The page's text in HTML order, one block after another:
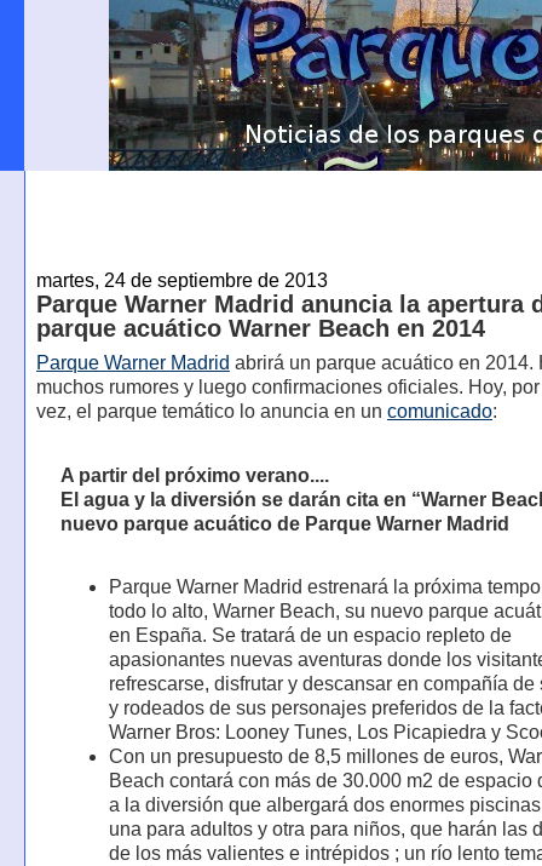
martes, 24 de septiembre de 2013
Parque Warner Madrid anuncia la apertura
parque acuático Warner Beach en 2014
Parque Warner Madrid abrirá un parque acuático en 2014.
muchos rumores y luego confirmaciones oficiales. Hoy,
vez, el parque temático lo anuncia en un comunicado:
A partir del próximo verano....
El agua y la diversión se darán cita en “Warner
nuevo parque acuático de Parque Warner Madrid
Parque Warner Madrid estrenará la próxima
todo lo alto, Warner Beach, su nuevo parque
en España. Se tratará de un espacio repleto de
apasionantes nuevas aventuras donde los
refrescarse, disfrutar y descansar en compañía de
y rodeados de sus personajes preferidos de la
Warner Bros: Looney Tunes, Los Picapiedra y
Con un presupuesto de 8,5 millones de euros,
Beach contará con más de 30.000 m2 de espacio
a la diversión que albergará dos enormes
una para adultos y otra para niños, que harán las
de los más valientes e intrépidos ; un río lento